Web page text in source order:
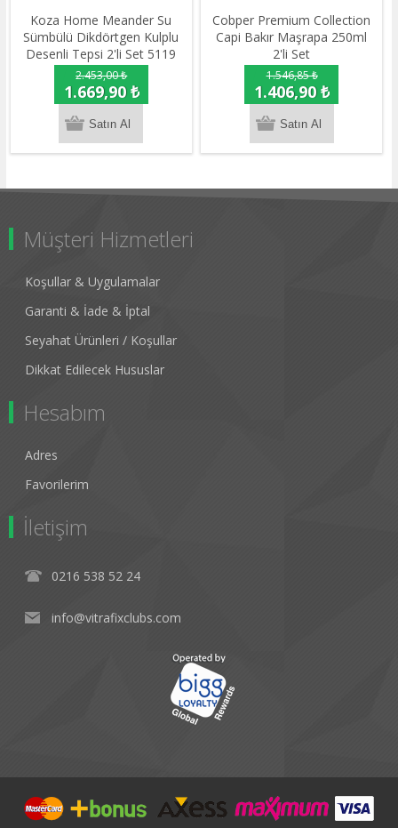
Koza Home Meander Su
Sümbülü Dikdörtgen Kulplu
Desenli Tepsi 2'li Set 5119
2.453,00 ₺
1.669,90 ₺
Cobper Premium Collection
Capi Bakır Maşrapa 250ml
2'li Set
1.546,85 ₺
1.406,90 ₺
Müşteri Hizmetleri
Koşullar & Uygulamalar
Garanti & İade & İptal
Seyahat Ürünleri / Koşullar
Dikkat Edilecek Hususlar
Hesabım
Adres
Favorilerim
İletişim
0216 538 52 24
info@vitrafixclubs.com